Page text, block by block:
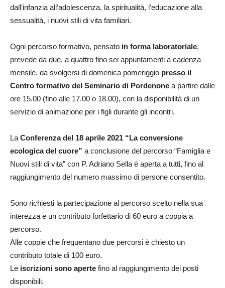
dall’infanzia all’adolescenza, la spiritualità, l’educazione alla
sessualità, i nuovi stili di vita familiari.
Ogni percorso formativo, pensato in forma laboratoriale,
prevede da due, a quattro fino sei appuntamenti a cadenza
mensile, da svolgersi di domenica pomeriggio presso il
Centro formativo del Seminario di Pordenone a partire dalle
ore 15.00 (fino alle 17.00 o 18.00), con la disponibilità di un
servizio di animazione per i figli durante gli incontri.
La Conferenza del 18 aprile 2021 “La conversione
ecologica del cuore” a conclusione del percorso “Famiglia e
Nuovi stili di vita” con P. Adriano Sella è aperta a tutti, fino al
raggiungimento del numero massimo di persone consentito.
Sono richiesti la partecipazione al percorso scelto nella sua
interezza e un contributo forfettario di 60 euro a coppia a
percorso.
Alle coppie che frequentano due percorsi è chiesto un
contributo totale di 100 euro.
Le iscrizioni sono aperte fino al raggiungimento dei posti
disponibili.